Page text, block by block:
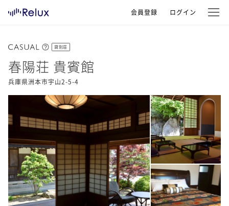
会員登録 ログイン
貸別荘
春陽荘 貴賓館
兵庫県洲本市宇山2-5-4